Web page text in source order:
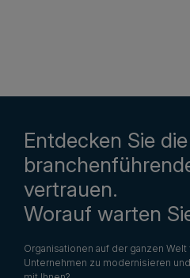
Entdecken Sie
vertrauen.
Worauf warten
Organisationen auf der ganzen Welt
Unternehmen zu modernisieren